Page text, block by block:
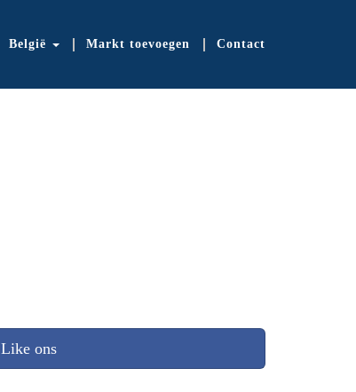
België Markt toevoegen Contact
Like ons